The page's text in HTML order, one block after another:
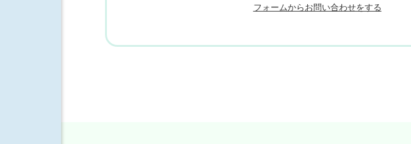
フォームからお問い合わせをする